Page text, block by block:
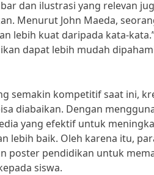
dan ilustrasi yang relevan
Menurut John Maeda,
lebih kuat daripada kata-
dapat lebih mudah
semakin kompetitif saat ini,
diabaikan. Dengan
yang efektif untuk
lebih baik. Oleh karena itu,
poster pendidikan untuk
siswa.